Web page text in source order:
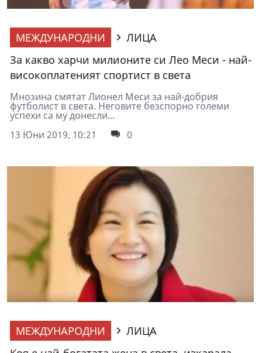
МЕЖДУНАРОДНИ
ЛИЦА
За какво харчи милионите си Лео Меси - най-
високоплатеният спортист в света
Мнозина смятат Лионел Меси за най-добрия
футболист в света. Неговите безспорно големи
успехи са му донесли...
13 Юни 2019, 10:21
0
МЕЖДУНАРОДНИ
ЛИЦА